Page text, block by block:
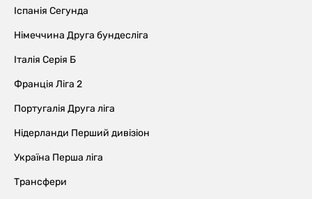
Іспанія Сегунда
Німеччина Друга бундесліга
Італія Серія Б
Франція Ліга 2
Португалія Друга ліга
Нідерланди Перший дивізіон
Україна Перша ліга
Трансфери